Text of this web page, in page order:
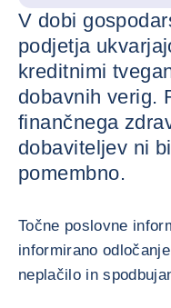
V dobi
podjetja
kreditnimi
dobavnih verig.
finančnega
dobaviteljev ni
pomembno.
Točne poslovne
informirano
neplačilo in